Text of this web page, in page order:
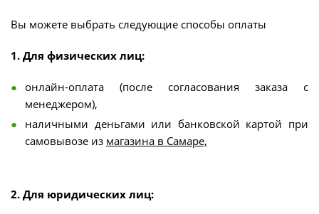
Вы можете выбрать следующие способы оплаты
1. Для физических лиц:
онлайн-оплата (после согласования заказа с
менеджером),
наличными деньгами или банковской картой при
самовывозе из магазина в Самаре,
2. Для юридических лиц: